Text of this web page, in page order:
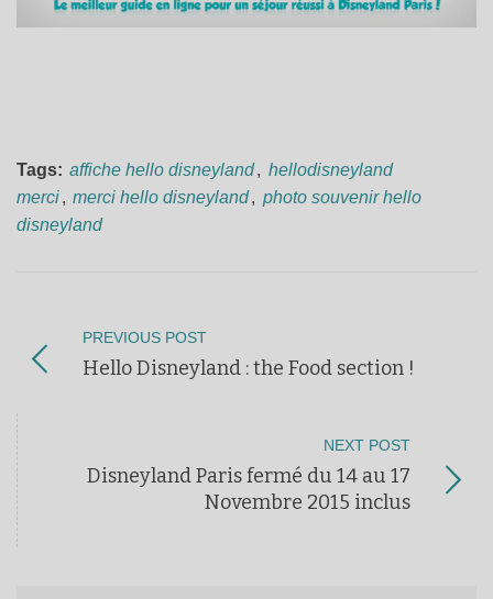
Tags: affiche hello disneyland, hellodisneyland
merci, merci hello disneyland, photo souvenir hello
disneyland
PREVIOUS POST
Hello Disneyland : the Food section !
NEXT POST
Disneyland Paris fermé du 14 au 17
Novembre 2015 inclus